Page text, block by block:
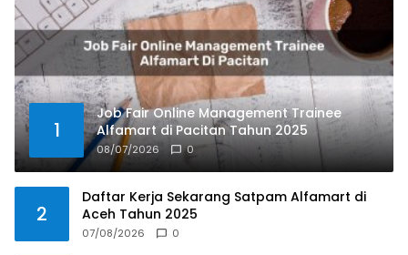
1
Job Fair Online Management Trainee
Alfamart di Pacitan Tahun 2025
08/07/2026 0
2
Daftar Kerja Sekarang Satpam Alfamart di
Aceh Tahun 2025
07/08/2026 0